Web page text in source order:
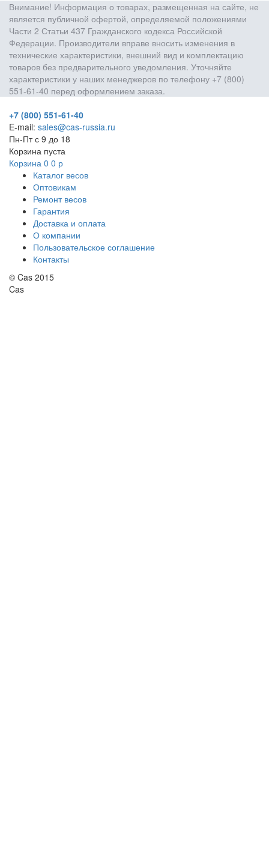
Внимание! Информация о товарах, размещенная на сайте, не
является публичной офертой, определяемой положениями
Части 2 Статьи 437 Гражданского кодекса Российской
Федерации. Производители вправе вносить изменения в
технические характеристики, внешний вид и комплектацию
товаров без предварительного уведомления. Уточняйте
характеристики у наших менеджеров по телефону +7 (800)
551-61-40 перед оформлением заказа.
+7 (800) 551-61-40
E-mail: sales@cas-russia.ru
Пн-Пт с 9 до 18
Корзина пуста
Корзина 0 0 р
Каталог весов
Оптовикам
Ремонт весов
Гарантия
Доставка и оплата
О компании
Пользовательское соглашение
Контакты
© Cas 2015
Cas